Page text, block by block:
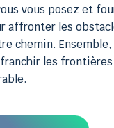
vous posez et
affronter les
chemin. Ensemble,
les frontières